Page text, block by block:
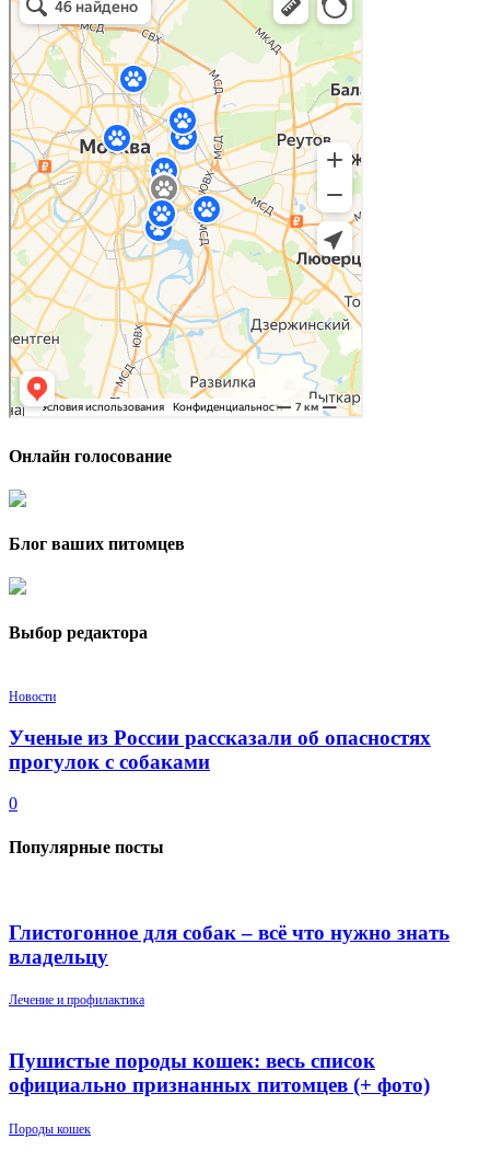
Онлайн голосование
Блог ваших питомцев
Выбор редактора
Новости
Ученые из России рассказали об опасностях
прогулок с собаками
0
Популярные посты
Глистогонное для собак – всё что нужно знать
владельцу
Лечение и профилактика
Пушистые породы кошек: весь список
официально признанных питомцев (+ фото)
Породы кошек